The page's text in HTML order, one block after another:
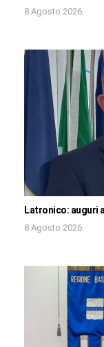
8 Agosto 2026
Latronico: auguri
8 Agosto 2026